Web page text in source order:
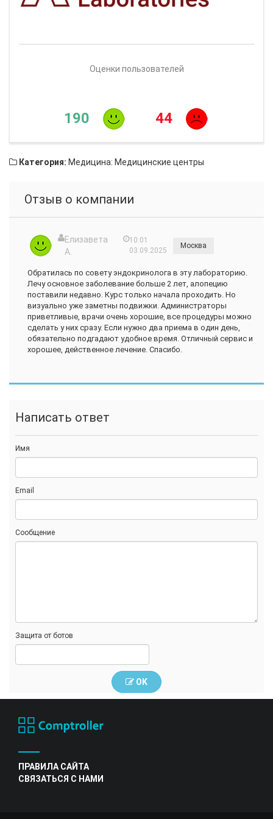
Оценки пользователей
190 44
Категория: Медицина: Медицинские центры
Отзыв о компании
Елизавета
А.
10:01
03.09.2025
Москва
Обратилась по совету эндокринолога в эту лабораторию.
Лечу основное заболевание больше 2 лет, алопецию
поставили недавно. Курс только начала проходить. Но
визуально уже заметны подвижки. Администраторы
приветливые, врачи очень хорошие, все процедуры можно
сделать у них сразу. Если нужно два приема в один день,
обязательно подгадают удобное время. Отличный сервис и
хорошее, действенное лечение. Спасибо.
Написать ответ
Имя
Email
Сообщение
Защита от ботов
OK
ПРАВИЛА САЙТА
СВЯЗАТЬСЯ С НАМИ